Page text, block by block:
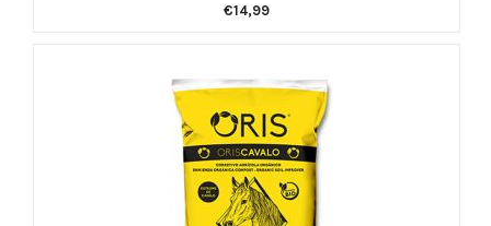
€14,99